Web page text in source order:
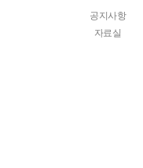
공지사항
자료실